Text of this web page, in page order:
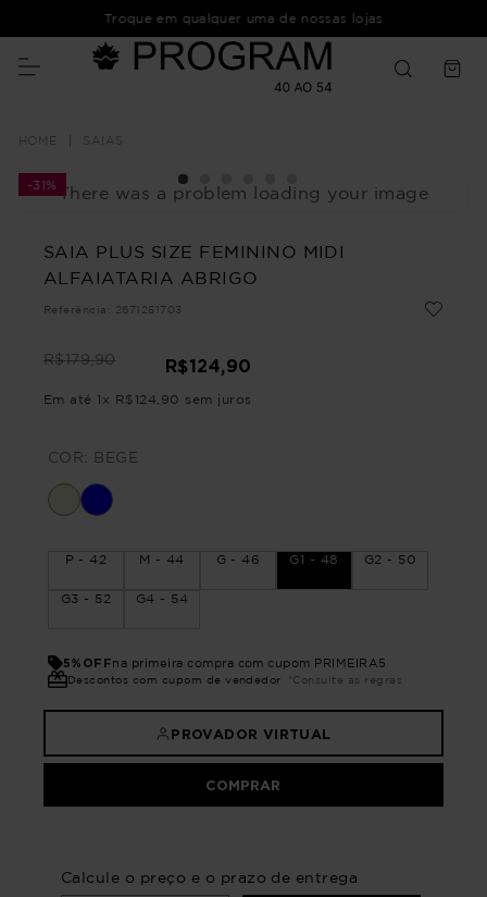
Troque em qualquer uma de nossas lojas
SAIAS
There was a problem loading your image
-31%
SAIA PLUS SIZE FEMININO MIDI
ALFAIATARIA ABRIGO
Referência : 2671251703
R$179,90 R$124,90
Em até 1 x R$ 124 90 sem juros
COR: BEGE
P - 42 M - 44 G - 46 G1 - 48 G2 - 50
G3 - 52 G4 - 54
5%OFFna primeira compra com cupom PRIMEIRA5
Descontos com cupom de vendedor *Consulte as regras
PROVADOR VIRTUAL
COMPRAR
Calcule o preço e o prazo de entrega